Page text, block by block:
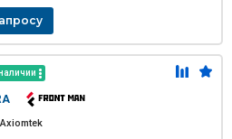
Axiomtek